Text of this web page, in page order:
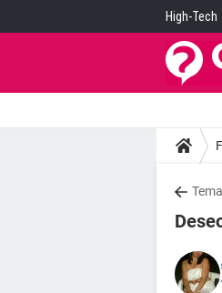
High-Tech